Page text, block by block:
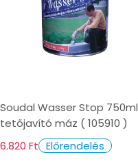
Soudal Wasser Stop 750ml
tetőjavító máz ( 105910 )
6.820 Ft Előrendelés